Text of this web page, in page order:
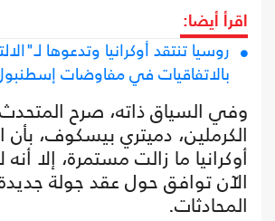
اقرأ أيضا:
روسيا تنتقد أوكرانيا وتدعوها
بالاتفاقيات في مفاوضات
وفي السياق ذاته، صرح
الكرملين، دميتري بيسكوف، بأن
أوكرانيا ما زالت مستمرة، إلا
الآن توافق حول عقد جولة
المحادثات.